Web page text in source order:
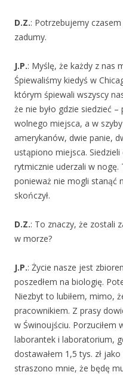
D.Z.: Potrzebujemy
zadumy.
J.P.: Myślę, że każdy z nas
Śpiewaliśmy kiedyś w
którym śpiewali wszyscy
że nie było gdzie siedzieć
wolnego miejsca, a w
amerykanów, dwie panie,
ustąpiono miejsca.
rytmicznie uderzali w nogę.
ponieważ nie mogli stanąć
skończył.
D.Z.: To znaczy, że zostali
w morze?
J.P.: Życie nasze jest
poszedłem na biologię.
Niezbyt to lubiłem, mimo,
pracownikiem. Z prasy
w Świnoujściu. Porzuciłem
laborantek i laboratorium,
dostawałem 1,5 tys. zł
straszono mnie, że będę